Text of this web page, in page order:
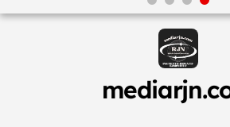
Skip